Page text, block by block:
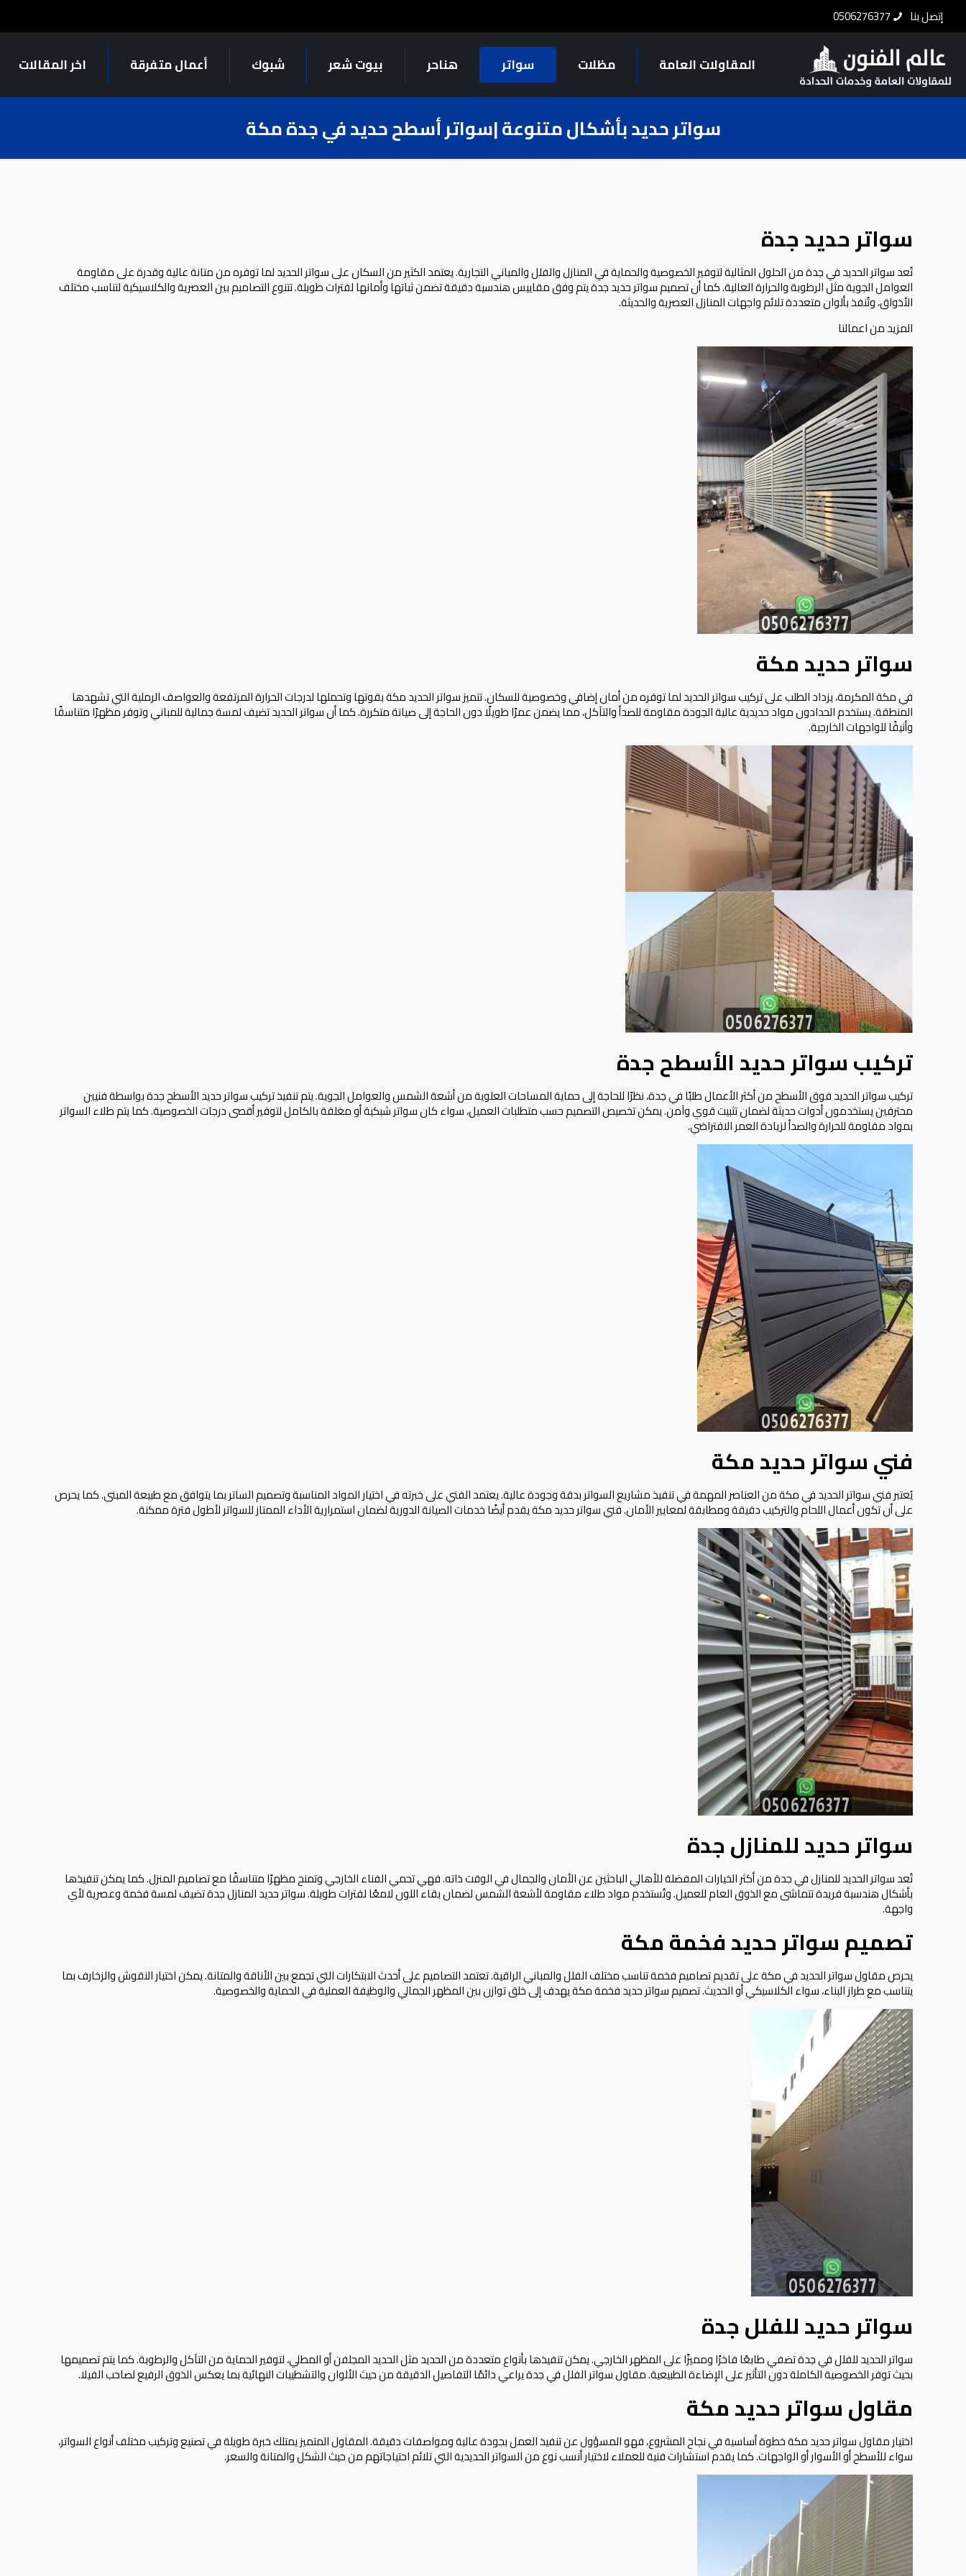
إتصل بنا 0506276377
المقاولات العامة مظلات سواتر هناحر بيوت شعر شبوك أعمال متفرقة اخر المقالات
سواتر حديد بأشكال متنوعة |سواتر أسطح حديد في جدة مكة
سواتر حديد جدة
تُعد سواتر الحديد في جدة من الحلول المثالية لتوفير الخصوصية والحماية في المنازل والفلل والمباني التجارية. يعتمد الكثير من السكان على سواتر الحديد لما توفره من متانة عالية وقدرة على مقاومة
العوامل الجوية مثل الرطوبة والحرارة العالية. كما أن تصميم سواتر حديد جدة يتم وفق مقاييس هندسية دقيقة تضمن ثباتها وأمانها لفترات طويلة. تتنوع التصاميم بين العصرية والكلاسيكية لتناسب مختلف
الأذواق، وتُنفذ بألوان متعددة تلائم واجهات المنازل العصرية والحديثة.
المزيد من اعمالنا
سواتر حديد مكة
في مكة المكرمة، يزداد الطلب على تركيب سواتر الحديد لما توفره من أمان إضافي وخصوصية للسكان. تتميز سواتر الحديد مكة بقوتها وتحملها لدرجات الحرارة المرتفعة والعواصف الرملية التي تشهدها
المنطقة. يستخدم الحدادون مواد حديدية عالية الجودة مقاومة للصدأ والتآكل، مما يضمن عمرًا طويلًا دون الحاجة إلى صيانة متكررة. كما أن سواتر الحديد تضيف لمسة جمالية للمباني وتوفر مظهرًا متناسقًا
وأنيقًا للواجهات الخارجية.
تركيب سواتر حديد الأسطح جدة
تركيب سواتر الحديد فوق الأسطح من أكثر الأعمال طلبًا في جدة، نظرًا للحاجة إلى حماية المساحات العلوية من أشعة الشمس والعوامل الجوية. يتم تنفيذ تركيب سواتر حديد الأسطح جدة بواسطة فنيين
محترفين يستخدمون أدوات حديثة لضمان تثبيت قوي وآمن. يمكن تخصيص التصميم حسب متطلبات العميل، سواء كان سواتر شبكية أو مغلقة بالكامل لتوفير أقصى درجات الخصوصية. كما يتم طلاء السواتر
بمواد مقاومة للحرارة والصدأ لزيادة العمر الافتراضي.
فني سواتر حديد مكة
يُعتبر فني سواتر الحديد في مكة من العناصر المهمة في تنفيذ مشاريع السواتر بدقة وجودة عالية. يعتمد الفني على خبرته في اختيار المواد المناسبة وتصميم الساتر بما يتوافق مع طبيعة المبنى. كما يحرص
على أن تكون أعمال اللحام والتركيب دقيقة ومطابقة لمعايير الأمان. فني سواتر حديد مكة يقدم أيضًا خدمات الصيانة الدورية لضمان استمرارية الأداء الممتاز للسواتر لأطول فترة ممكنة.
سواتر حديد للمنازل جدة
تُعد سواتر الحديد للمنازل في جدة من أكثر الخيارات المفضلة للأهالي الباحثين عن الأمان والجمال في الوقت ذاته. فهي تحمي الفناء الخارجي وتمنح مظهرًا متناسقًا مع تصاميم المنزل. كما يمكن تنفيذها
بأشكال هندسية فريدة تتماشى مع الذوق العام للعميل. وتُستخدم مواد طلاء مقاومة لأشعة الشمس لضمان بقاء اللون لامعًا لفترات طويلة. سواتر حديد المنازل جدة تضيف لمسة فخمة وعصرية لأي
واجهة.
تصميم سواتر حديد فخمة مكة
يحرص مقاول سواتر الحديد في مكة على تقديم تصاميم فخمة تناسب مختلف الفلل والمباني الراقية. تعتمد التصاميم على أحدث الابتكارات التي تجمع بين الأناقة والمتانة. يمكن اختيار النقوش والزخارف بما
يتناسب مع طراز البناء، سواء الكلاسيكي أو الحديث. تصميم سواتر حديد فخمة مكة يهدف إلى خلق توازن بين المظهر الجمالي والوظيفة العملية في الحماية والخصوصية.
سواتر حديد للفلل جدة
سواتر الحديد للفلل في جدة تضفي طابعًا فاخرًا ومميزًا على المظهر الخارجي. يمكن تنفيذها بأنواع متعددة من الحديد مثل الحديد المجلفن أو المطلي، لتوفير الحماية من التآكل والرطوبة. كما يتم تصميمها
بحيث توفر الخصوصية الكاملة دون التأثير على الإضاءة الطبيعية. مقاول سواتر الفلل في جدة يراعي دائمًا التفاصيل الدقيقة من حيث الألوان والتشطيبات النهائية بما يعكس الذوق الرفيع لصاحب الفيلا.
مقاول سواتر حديد مكة
اختيار مقاول سواتر حديد مكة خطوة أساسية في نجاح المشروع، فهو المسؤول عن تنفيذ العمل بجودة عالية ومواصفات دقيقة. المقاول المتميز يمتلك خبرة طويلة في تصنيع وتركيب مختلف أنواع السواتر،
سواء للأسطح أو الأسوار أو الواجهات. كما يقدم استشارات فنية للعملاء لاختيار أنسب نوع من السواتر الحديدية التي تلائم احتياجاتهم من حيث الشكل والمتانة والسعر.